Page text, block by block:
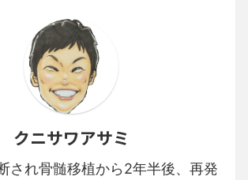
クニサワアサミ
され骨髄移植から2年半後、再発